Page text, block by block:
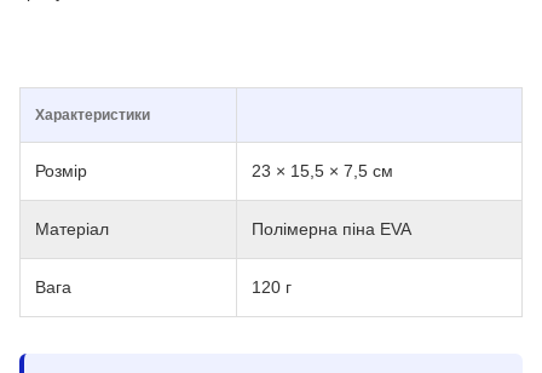
Характеристики
Розмір 23 × 15,5 × 7,5 см
Матеріал Полімерна піна EVA
Вага 120 г